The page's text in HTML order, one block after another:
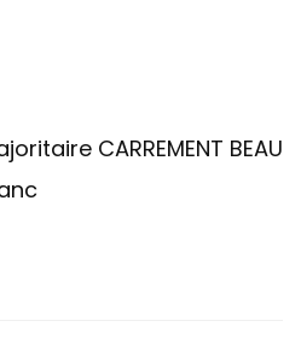
CARREMENT BEAU